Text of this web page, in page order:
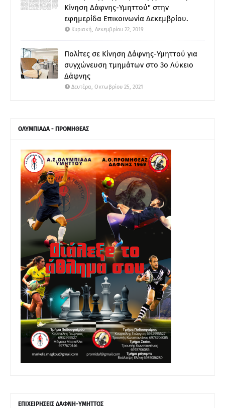
Κίνηση Δάφνης-Υμηττού" στην
εφημερίδα Επικοινωνία Δεκεμβρίου.
Κυριακή, Δεκεμβρίου 22, 2019
Πολίτες σε Κίνηση Δάφνης-Υμηττού για
συγχώνευση τμημάτων στο 3ο Λύκειο
Δάφνης
Δευτέρα, Οκτωβρίου 25, 2021
ΟΛΥΜΠΙΑΔΑ - ΠΡΟΜΗΘΕΑΣ
ΕΠΙΧΕΙΡΗΣΕΙΣ ΔΑΦΝΗ-ΥΜΗΤΤΟΣ